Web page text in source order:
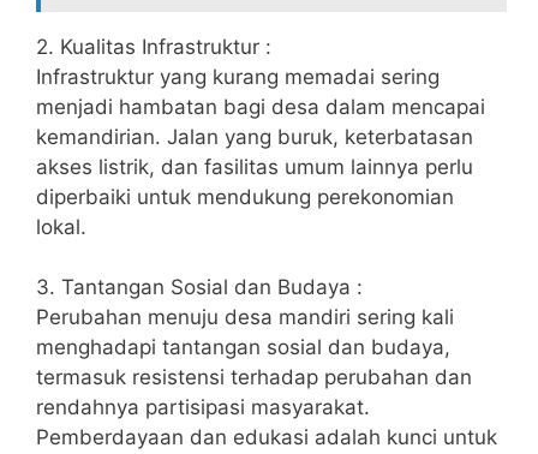
2. Kualitas Infrastruktur :
Infrastruktur yang kurang memadai sering
menjadi hambatan bagi desa dalam mencapai
kemandirian. Jalan yang buruk, keterbatasan
akses listrik, dan fasilitas umum lainnya perlu
diperbaiki untuk mendukung perekonomian
lokal.
3. Tantangan Sosial dan Budaya :
Perubahan menuju desa mandiri sering kali
menghadapi tantangan sosial dan budaya,
termasuk resistensi terhadap perubahan dan
rendahnya partisipasi masyarakat.
Pemberdayaan dan edukasi adalah kunci untuk